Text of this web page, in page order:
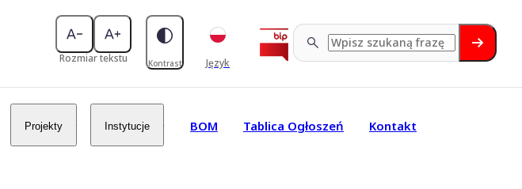
Rozmiar tekstu Kontrast Język
Projekty Instytucje BOM Tablica Ogłoszeń Kontakt